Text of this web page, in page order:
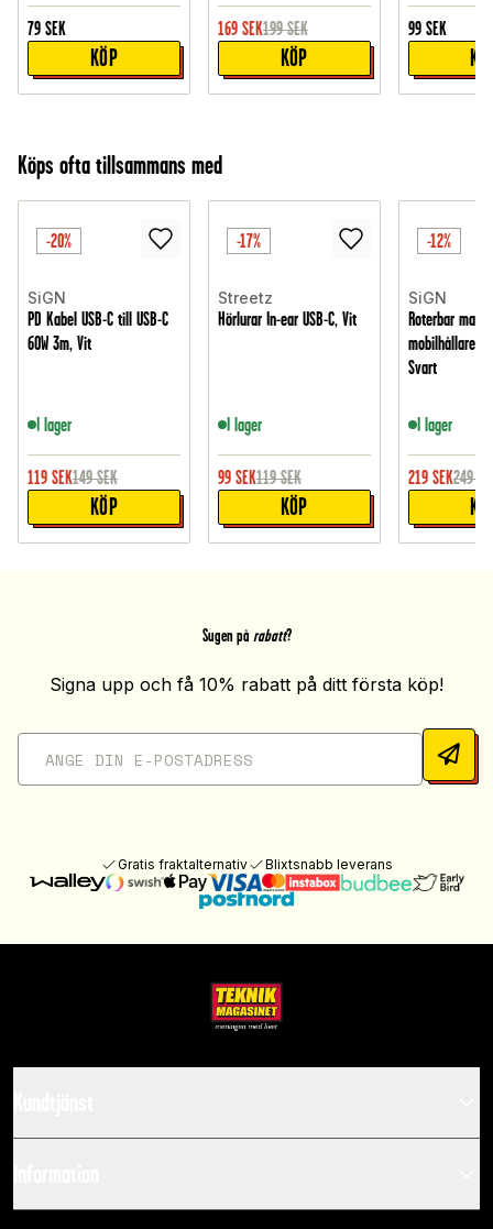
79 SEK
KÖP
169 SEK199 SEK
KÖP
99 SEK
Köps ofta tillsammans med
-20%
SiGN
PD Kabel USB-C till USB-C
60W 3m, Vit
I lager
119 SEK149 SEK
KÖP
-17%
Streetz
Hörlurar In-ear USB-C, Vit
I lager
99 SEK119 SEK
KÖP
-12%
SiGN
Roterbar
mobilhållare
Svart
I lager
219 SEK249
Sugen på rabatt?
Signa upp och få 10% rabatt på ditt första köp!
Gratis fraktalternativ Blixtsnabb leverans